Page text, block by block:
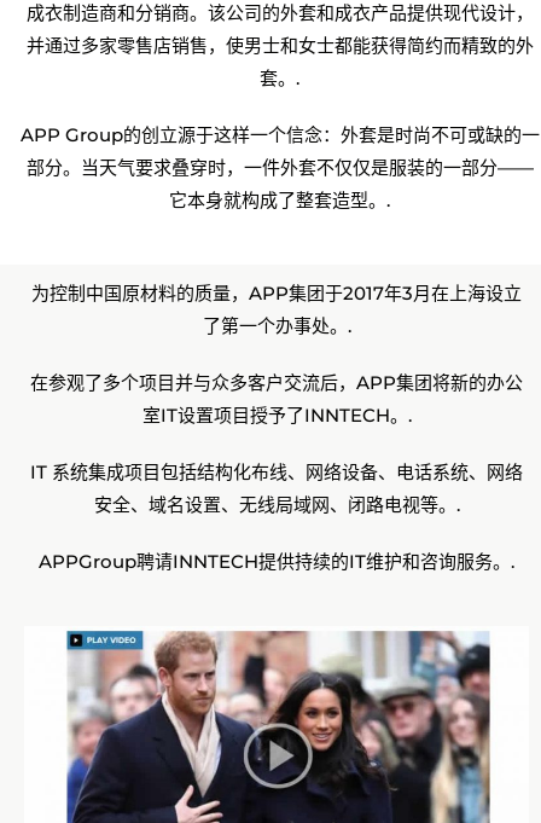
成衣制造商和分销商。该公司的外套和成衣产品提供现代设计，
并通过多家零售店销售，使男士和女士都能获得简约而精致的外
套。.
APP Group的创立源于这样一个信念：外套是时尚不可或缺的一
部分。当天气要求叠穿时，一件外套不仅仅是服装的一部分——
它本身就构成了整套造型。.
为控制中国原材料的质量，APP集团于2017年3月在上海设立
了第一个办事处。.
在参观了多个项目并与众多客户交流后，APP集团将新的办公
室IT设置项目授予了INNTECH。.
IT 系统集成项目包括结构化布线、网络设备、电话系统、网络
安全、域名设置、无线局域网、闭路电视等。.
APPGroup聘请INNTECH提供持续的IT维护和咨询服务。.